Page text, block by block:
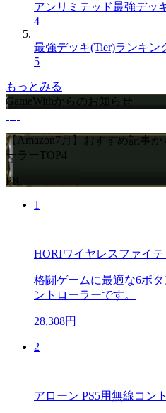
アンリミテッド最強デッ
4
最強デッキ(Tier)ランキン
5
もっとみる
GameWithからのお知らせ
【Amazon7月】おすすめ記事
ーラーTOP4
PR
1
HORIワイヤレスファイ
格闘ゲームに最適な6ボ
ントローラーです。
28,308円
2
アローン PS5用無線コン